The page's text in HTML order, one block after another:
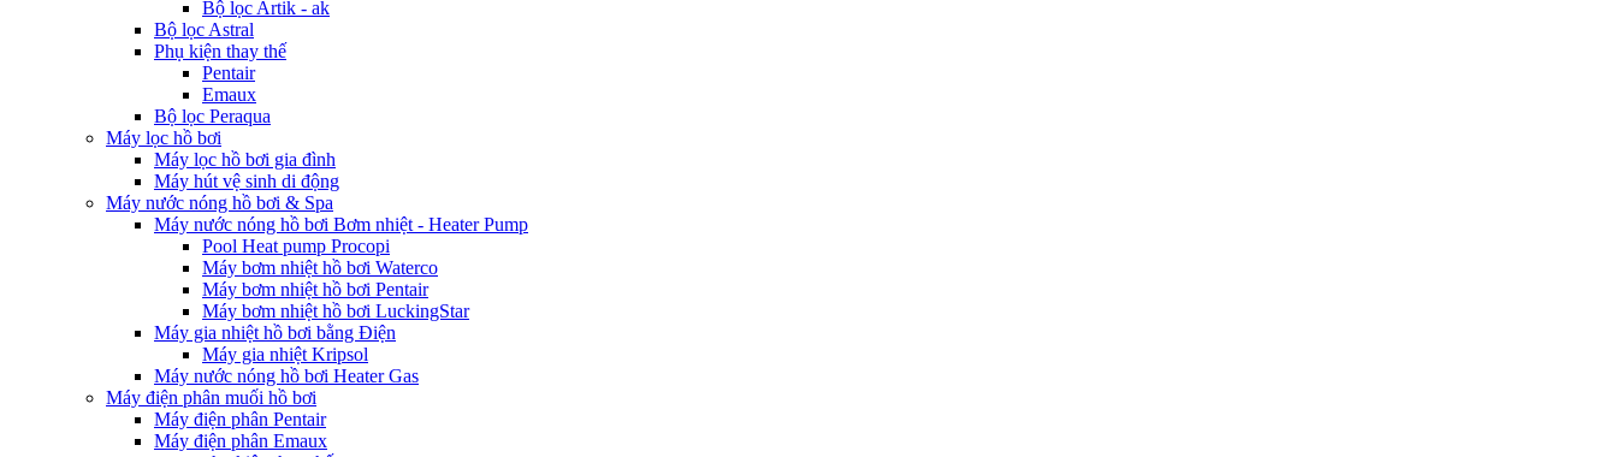
Bộ lọc Artik - ak
Bộ lọc Astral
Phụ kiện thay thế
Pentair
Emaux
Bộ lọc Peraqua
Máy lọc hồ bơi
Máy lọc hồ bơi gia đình
Máy hút vệ sinh di động
Máy nước nóng hồ bơi & Spa
Máy nước nóng hồ bơi Bơm nhiệt - Heater Pump
Pool Heat pump Procopi
Máy bơm nhiệt hồ bơi Waterco
Máy bơm nhiệt hồ bơi Pentair
Máy bơm nhiệt hồ bơi LuckingStar
Máy gia nhiệt hồ bơi bằng Điện
Máy gia nhiệt Kripsol
Máy nước nóng hồ bơi Heater Gas
Máy điện phân muối hồ bơi
Máy điện phân Pentair
Máy điện phân Emaux